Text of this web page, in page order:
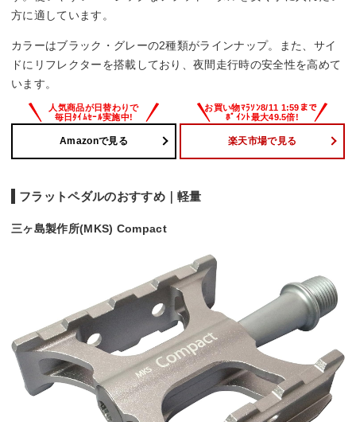
方に適しています。
カラーはブラック・グレーの2種類がラインナップ。また、サイ
ドにリフレクターを搭載しており、夜間走行時の安全性を高めて
います。
Amazonで見る 楽天市場で見る
フラットペダルのおすすめ｜軽量
三ヶ島製作所(MKS) Compact